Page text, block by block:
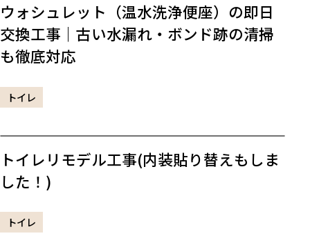
ウォシュレット（温水洗浄便座）の即日
交換工事｜古い水漏れ・ボンド跡の清掃
も徹底対応
トイレ
トイレリモデル工事(内装貼り替えもしま
した！)
トイレ